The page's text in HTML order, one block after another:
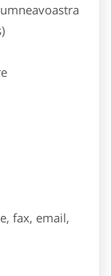
fax, email,